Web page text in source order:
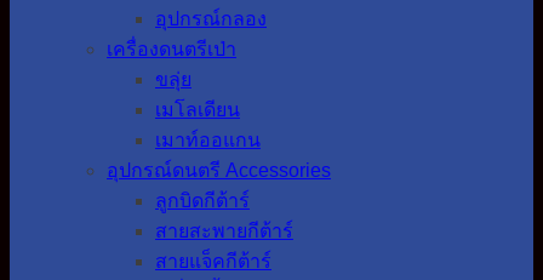
อุปกรณ์กลอง
เครื่องดนตรีเป่า
ขลุ่ย
เมโลเดียน
เมาท์ออแกน
อุปกรณ์ดนตรี Accessories
ลูกบิดกีต้าร์
สายสะพายกีต้าร์
สายแจ็คกีต้าร์